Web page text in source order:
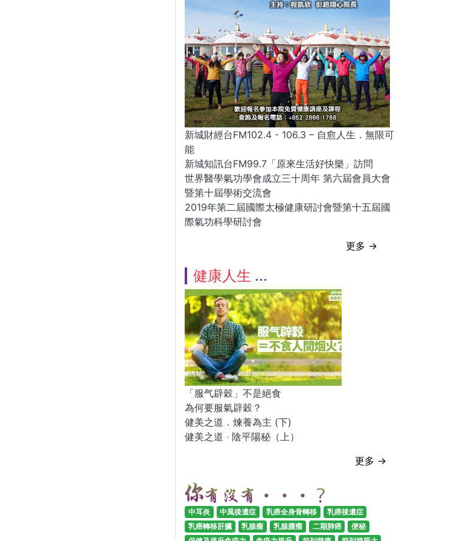
新城財經台FM102.4 - 106.3 – 自愈人生．無限可
能
新城知訊台FM99.7「原來生活好快樂」訪問
世界醫學氣功學會成立三十周年 第六屆會員大會
暨第十屆學術交流會
2019年第二屆國際太極健康研討會暨第十五屆國
際氣功科學研討會
更多 →
健康人生
「服气辟穀」不是絕食
為何要服氣辟穀？
健美之道．煉養為主 (下)
健美之道 ‧ 陰平陽秘（上）
更多 →
中耳炎 中風後遺症 乳癌全身骨轉移
乳癌後遺症
乳癌轉移肝臟
乳腺瘤 乳腺腫瘤 二期肺癌
便秘